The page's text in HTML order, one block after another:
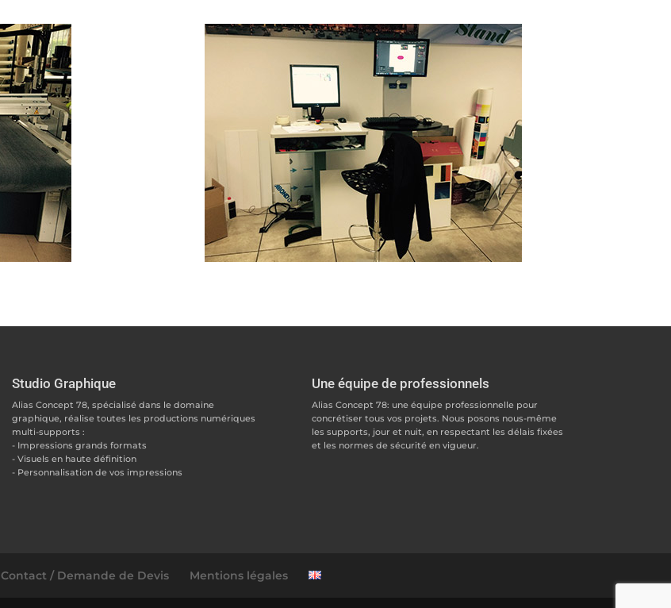
Studio Graphique
Alias Concept 78, spécialisé dans le domaine
graphique, réalise toutes les productions numériques
multi-supports :
- Impressions grands formats
- Visuels en haute définition
- Personnalisation de vos impressions
Une équipe de professionnels
Alias Concept 78: une équipe professionnelle pour
concrétiser tous vos projets. Nous posons nous-même
les supports, jour et nuit, en respectant les délais fixées
et les normes de sécurité en vigueur.
Contact / Demande de Devis Mentions légales